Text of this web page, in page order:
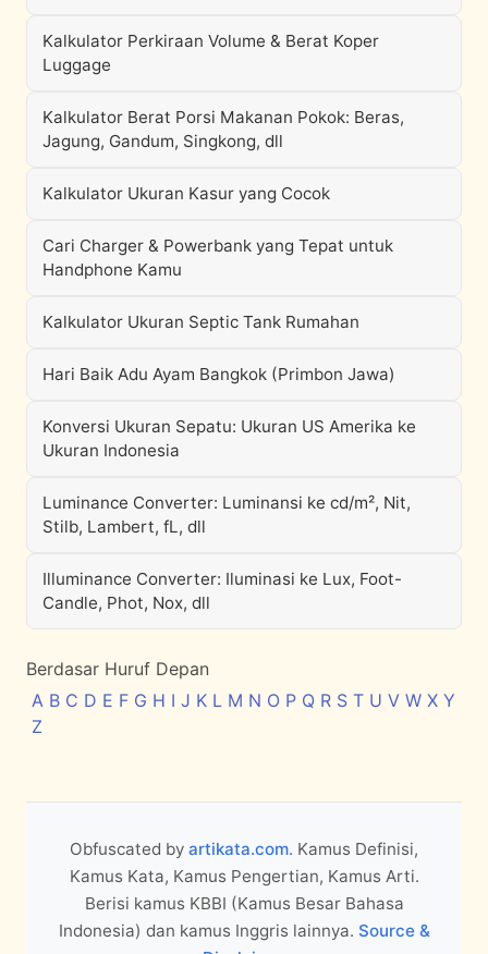
Kalkulator Perkiraan Volume & Berat Koper
Luggage
Kalkulator Berat Porsi Makanan Pokok: Beras,
Jagung, Gandum, Singkong, dll
Kalkulator Ukuran Kasur yang Cocok
Cari Charger & Powerbank yang Tepat untuk
Handphone Kamu
Kalkulator Ukuran Septic Tank Rumahan
Hari Baik Adu Ayam Bangkok (Primbon Jawa)
Konversi Ukuran Sepatu: Ukuran US Amerika ke
Ukuran Indonesia
Luminance Converter: Luminansi ke cd/m², Nit,
Stilb, Lambert, fL, dll
Illuminance Converter: Iluminasi ke Lux, Foot-
Candle, Phot, Nox, dll
Berdasar Huruf Depan
A B C D E F G H I J K L M N O P Q R S T U V W X Y
Z
Obfuscated by artikata.com. Kamus Definisi,
Kamus Kata, Kamus Pengertian, Kamus Arti.
Berisi kamus KBBI (Kamus Besar Bahasa
Indonesia) dan kamus Inggris lainnya. Source &